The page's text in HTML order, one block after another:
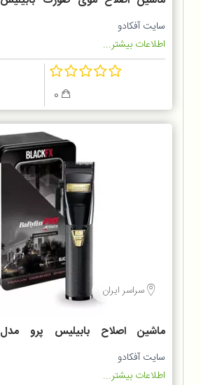
مدل FX7870GSDE
سایت آفکادو
اطلاعات بیشتر...
سراسر ایران
ماشین اصلاح بابیلیس پرو مدل
FX8700BKSDE
سایت آفکادو
اطلاعات بیشتر...